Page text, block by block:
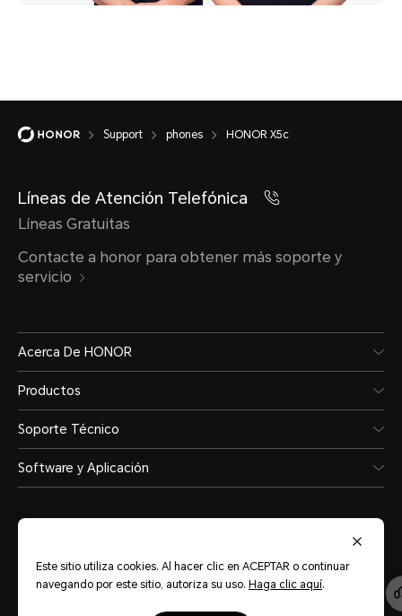
Support phones HONOR X5c
Líneas de Atención Telefónica
Líneas Gratuitas
Contacte a honor para obtener más soporte y
servicio
Acerca De HONOR
Productos
Soporte Técnico
Software y Aplicación
Latinoamérica (Español)
Este sitio utiliza cookies. Al hacer clic en ACEPTAR o continuar
navegando por este sitio, autoriza su uso. Haga clic aquí.